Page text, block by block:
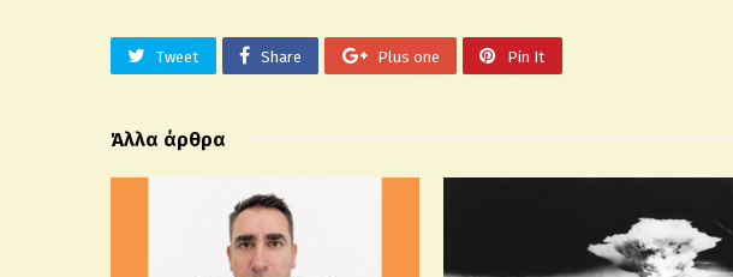
Tweet Share Plus one Pin It
Άλλα άρθρα